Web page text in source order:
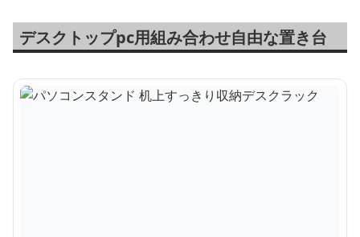
デスクトップpc用組み合わせ自由な置き台